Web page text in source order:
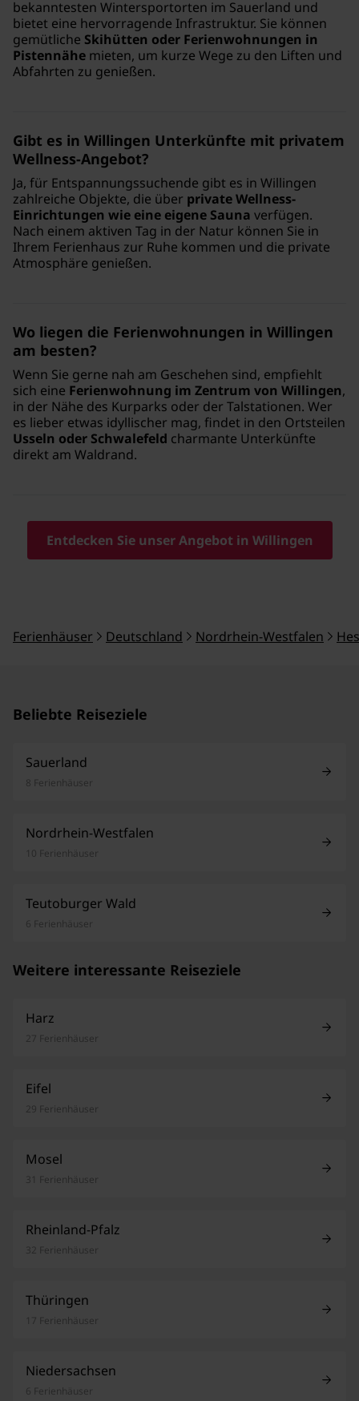
bekanntesten Wintersportorten im Sauerland und
bietet eine hervorragende Infrastruktur. Sie können
gemütliche Skihütten oder Ferienwohnungen in
Pistennähe mieten, um kurze Wege zu den Liften und
Abfahrten zu genießen.
Gibt es in Willingen Unterkünfte mit privatem
Wellness-Angebot?
Ja, für Entspannungssuchende gibt es in Willingen
zahlreiche Objekte, die über private Wellness-
Einrichtungen wie eine eigene Sauna verfügen.
Nach einem aktiven Tag in der Natur können Sie in
Ihrem Ferienhaus zur Ruhe kommen und die private
Atmosphäre genießen.
Wo liegen die Ferienwohnungen in Willingen
am besten?
Wenn Sie gerne nah am Geschehen sind, empfiehlt
sich eine Ferienwohnung im Zentrum von Willingen,
in der Nähe des Kurparks oder der Talstationen. Wer
es lieber etwas idyllischer mag, findet in den Ortsteilen
Usseln oder Schwalefeld charmante Unterkünfte
direkt am Waldrand.
Entdecken Sie unser Angebot in Willingen
Ferienhäuser Deutschland Nordrhein-Westfalen
Beliebte Reiseziele
Sauerland
8 Ferienhäuser
Nordrhein-Westfalen
10 Ferienhäuser
Teutoburger Wald
6 Ferienhäuser
Weitere interessante Reiseziele
Harz
27 Ferienhäuser
Eifel
29 Ferienhäuser
Mosel
31 Ferienhäuser
Rheinland-Pfalz
32 Ferienhäuser
Thüringen
17 Ferienhäuser
Niedersachsen
6 Ferienhäuser